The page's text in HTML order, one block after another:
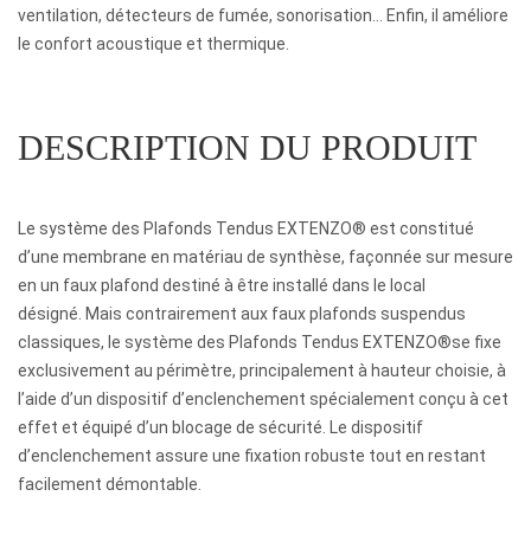
ventilation, détecteurs de fumée, sonorisation… Enfin, il améliore
le confort acoustique et thermique.
DESCRIPTION DU PRODUIT
Le système des Plafonds Tendus EXTENZO® est constitué
d’une membrane en matériau de synthèse, façonnée sur mesure
en un faux plafond destiné à être installé dans le local
désigné. Mais contrairement aux faux plafonds suspendus
classiques, le système des Plafonds Tendus EXTENZO®se fixe
exclusivement au périmètre, principalement à hauteur choisie, à
l’aide d’un dispositif d’enclenchement spécialement conçu à cet
effet et équipé d’un blocage de sécurité. Le dispositif
d’enclenchement assure une fixation robuste tout en restant
facilement démontable.